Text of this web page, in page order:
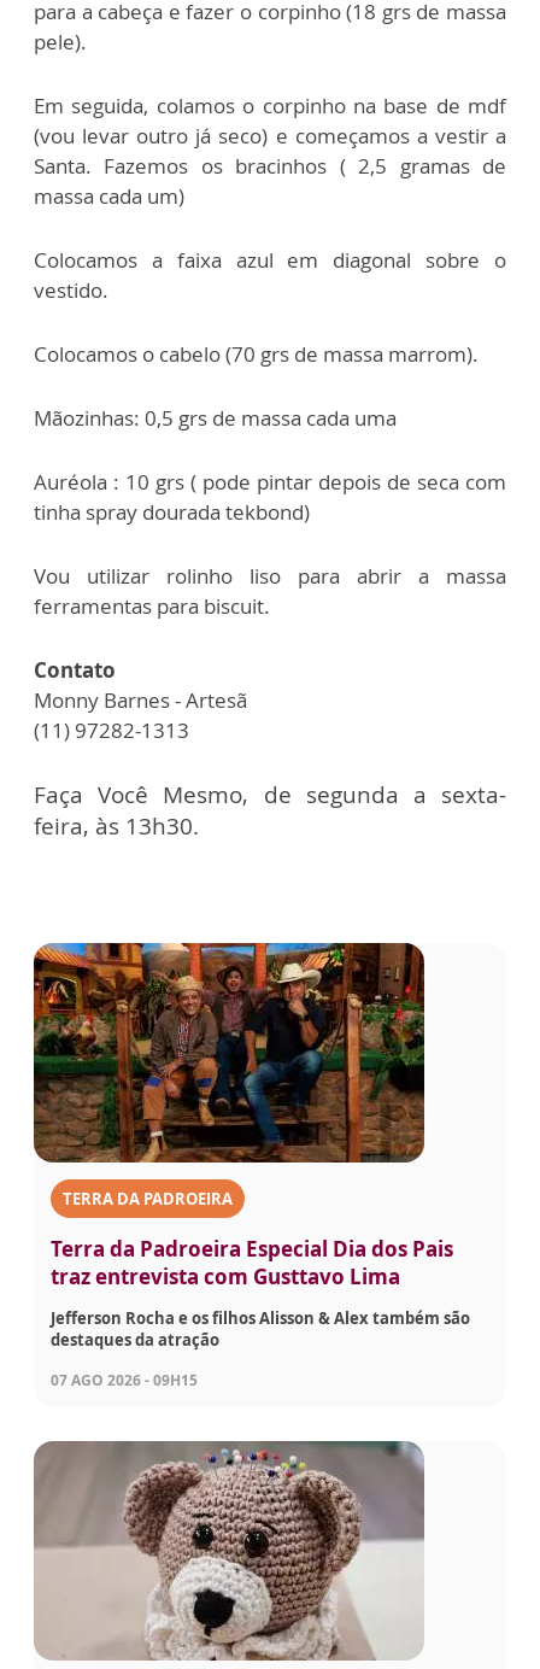
para a cabeça e fazer o corpinho (18 grs de massa
pele).
Em seguida, colamos o corpinho na base de mdf
(vou levar outro já seco) e começamos a vestir a
Santa. Fazemos os bracinhos ( 2,5 gramas de
massa cada um)
Colocamos a faixa azul em diagonal sobre o
vestido.
Colocamos o cabelo (70 grs de massa marrom).
Mãozinhas: 0,5 grs de massa cada uma
Auréola : 10 grs ( pode pintar depois de seca com
tinha spray dourada tekbond)
Vou utilizar rolinho liso para abrir a massa
ferramentas para biscuit.
Contato
Monny Barnes - Artesã
(11) 97282-1313
Faça Você Mesmo, de segunda a sexta-
feira, às 13h30.
TERRA DA PADROEIRA
Terra da Padroeira Especial Dia dos Pais
traz entrevista com Gusttavo Lima
Jefferson Rocha e os filhos Alisson & Alex também são
destaques da atração
07 AGO 2026 - 09H15